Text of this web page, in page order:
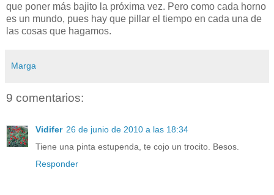
que poner más bajito la próxima vez. Pero como cada horno
es un mundo, pues hay que pillar el tiempo en cada una de
las cosas que hagamos.
Marga
9 comentarios:
Vidifer 26 de junio de 2010 a las 18:34
Tiene una pinta estupenda, te cojo un trocito. Besos.
Responder